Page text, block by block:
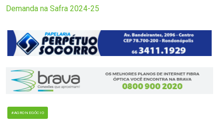
Demanda na Safra 2024-25
#AGRONEGÓCIO